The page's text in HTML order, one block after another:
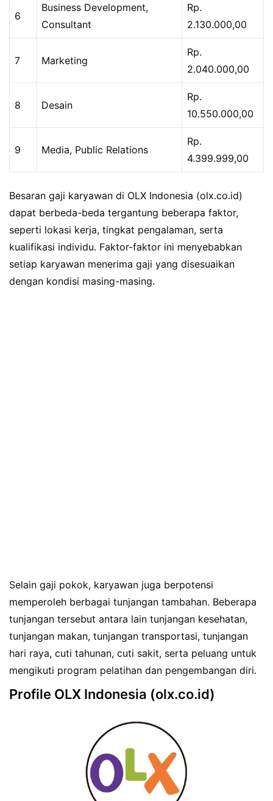
6
Business Development,
Consultant
Rp.
2.130.000,00
7 Marketing
Rp.
2.040.000,00
8 Desain
Rp.
10.550.000,00
9 Media, Public Relations
Rp.
4.399.999,00
Besaran gaji karyawan di OLX Indonesia (olx.co.id)
dapat berbeda-beda tergantung beberapa faktor,
seperti lokasi kerja, tingkat pengalaman, serta
kualifikasi individu. Faktor-faktor ini menyebabkan
setiap karyawan menerima gaji yang disesuaikan
dengan kondisi masing-masing.
Selain gaji pokok, karyawan juga berpotensi
memperoleh berbagai tunjangan tambahan. Beberapa
tunjangan tersebut antara lain tunjangan kesehatan,
tunjangan makan, tunjangan transportasi, tunjangan
hari raya, cuti tahunan, cuti sakit, serta peluang untuk
mengikuti program pelatihan dan pengembangan diri.
Profile OLX Indonesia (olx.co.id)